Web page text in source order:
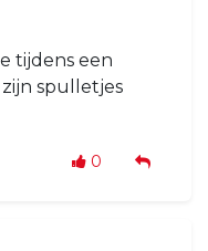
tijdens een
spulletjes
0